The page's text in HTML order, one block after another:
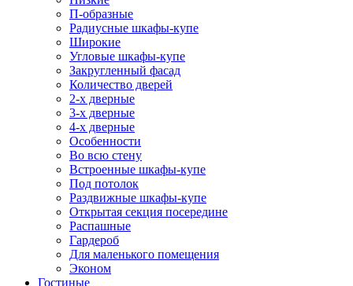
П-образные
Радиусные шкафы-купе
Широкие
Угловые шкафы-купе
Закругленный фасад
Количество дверей
2-х дверные
3-х дверные
4-х дверные
Особенности
Во всю стену
Встроенные шкафы-купе
Под потолок
Раздвижные шкафы-купе
Открытая секция посередине
Распашные
Гардероб
Для маленького помещения
Эконом
Гостиные